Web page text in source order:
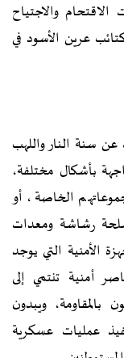
والاجتياح
كتائب عرين الأسود في
عن سنة النار واللهب
بأشكال مختلفة،
الخاصة، أو
رشاشة ومعدات
الأمنية التي يوجد
أمنية تنتمي إلى
بالمقاومة، ويبدون
عمليات عسكرية